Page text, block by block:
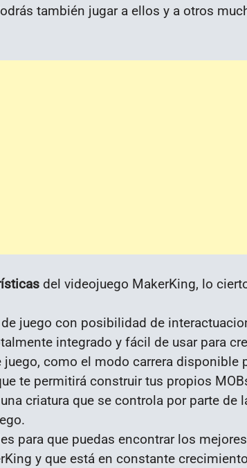
también jugar a ellos y a otros
del videojuego MakerKing, lo
juego con posibilidad de
integrado y fácil de usar para
juego, como el modo carrera disponible
te permitirá construir tus propios
criatura que se controla por parte de
para que puedas encontrar los
y que está en constante